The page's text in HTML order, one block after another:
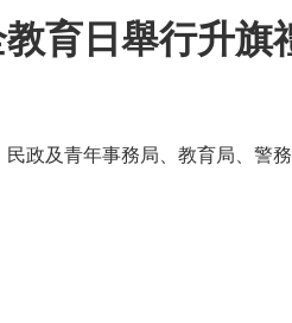
育日舉行升旗
政及青年事務局、教育局、警